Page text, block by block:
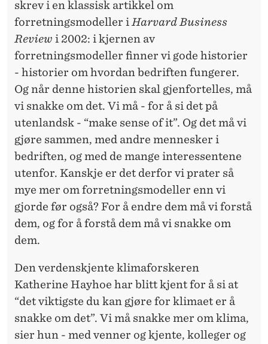
skrev i en klassisk artikkel om
forretningsmodeller i Harvard Business
Review i 2002: i kjernen av
forretningsmodeller finner vi gode historier
- historier om hvordan bedriften fungerer.
Og når denne historien skal gjenfortelles, må
vi snakke om det. Vi må - for å si det på
utenlandsk - “make sense of it”. Og det må vi
gjøre sammen, med andre mennesker i
bedriften, og med de mange interessentene
utenfor. Kanskje er det derfor vi prater så
mye mer om forretningsmodeller enn vi
gjorde før også? For å endre dem må vi forstå
dem, og for å forstå dem må vi snakke om
dem.
Den verdenskjente klimaforskeren
Katherine Hayhoe har blitt kjent for å si at
“det viktigste du kan gjøre for klimaet er å
snakke om det”. Vi må snakke mer om klima,
sier hun - med venner og kjente, kolleger og